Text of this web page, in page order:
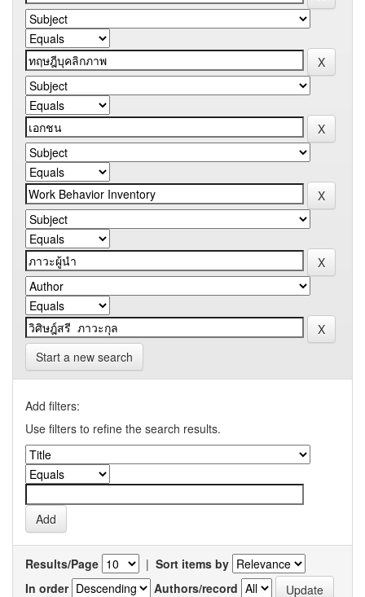
Start a new search
Add filters:
Use filters to refine the search results.
Results/Page | Sort items by
In order
Authors/record